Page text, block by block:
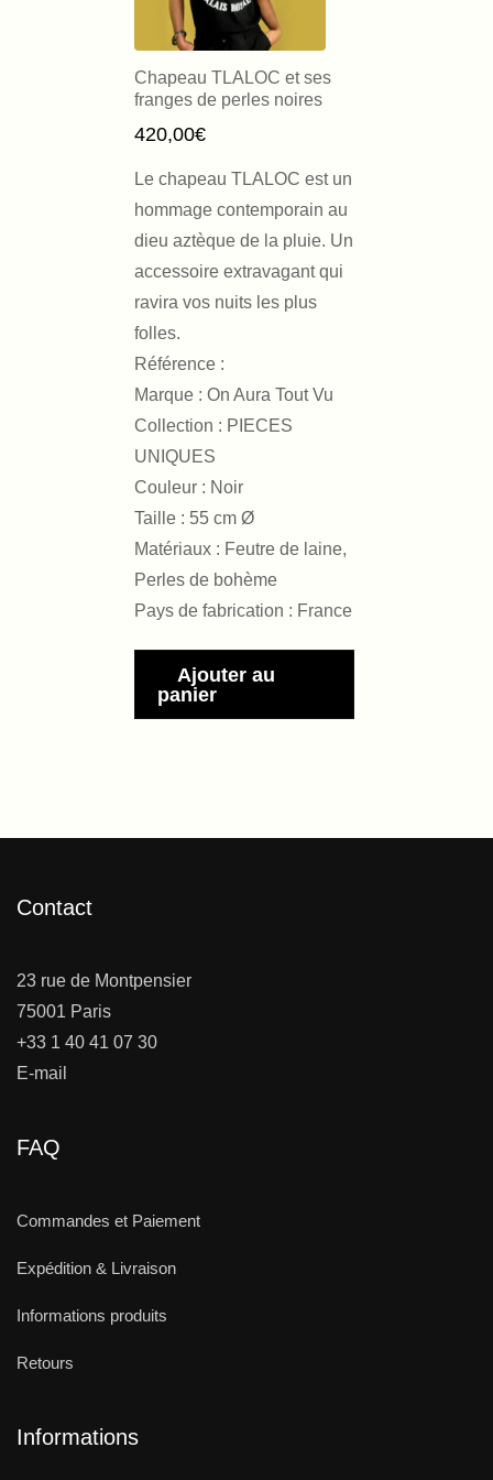
Chapeau TLALOC et ses
franges de perles noires
420,00€
Le chapeau TLALOC est un
hommage contemporain au
dieu aztèque de la pluie. Un
accessoire extravagant qui
ravira vos nuits les plus
folles.
Référence :
Marque : On Aura Tout Vu
Collection : PIECES
UNIQUES
Couleur : Noir
Taille : 55 cm Ø
Matériaux : Feutre de laine,
Perles de bohème
Pays de fabrication : France
Ajouter au
panier
Contact
23 rue de Montpensier
75001 Paris
+33 1 40 41 07 30
E-mail
FAQ
Commandes et Paiement
Expédition & Livraison
Informations produits
Retours
Informations